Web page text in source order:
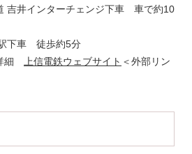
吉井インターチェンジ下車 車で約10
下車 徒歩約5分
細
上信電鉄ウェブサイト ＜外部リン